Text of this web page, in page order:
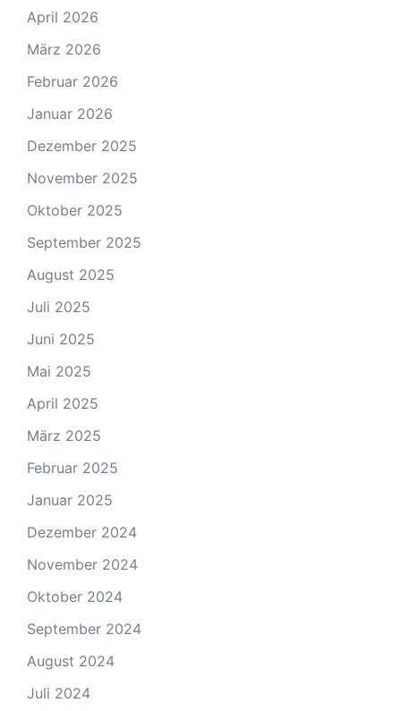
April 2026
März 2026
Februar 2026
Januar 2026
Dezember 2025
November 2025
Oktober 2025
September 2025
August 2025
Juli 2025
Juni 2025
Mai 2025
April 2025
März 2025
Februar 2025
Januar 2025
Dezember 2024
November 2024
Oktober 2024
September 2024
August 2024
Juli 2024